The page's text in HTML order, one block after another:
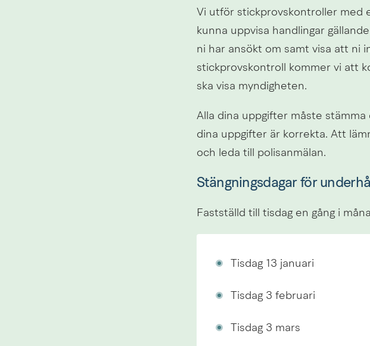
Vi utför stickprovskontroller med
kunna uppvisa handlingar
ni har ansökt om samt visa att ni
stickprovskontroll kommer vi att
ska visa myndigheten.
Alla dina uppgifter måste
dina uppgifter är korrekta. Att
och leda till polisanmälan.
Stängningsdagar för
Fastställd till tisdag en gång i
Tisdag 13 januari
Tisdag 3 februari
Tisdag 3 mars